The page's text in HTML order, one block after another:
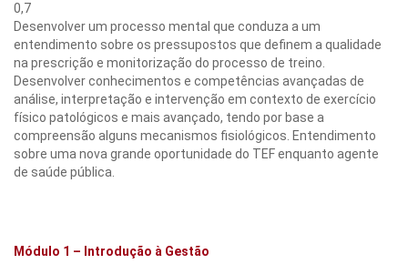
0,7
Desenvolver um processo mental que conduza a um
entendimento sobre os pressupostos que definem a qualidade
na prescrição e monitorização do processo de treino.
Desenvolver conhecimentos e competências avançadas de
análise, interpretação e intervenção em contexto de exercício
físico patológicos e mais avançado, tendo por base a
compreensão alguns mecanismos fisiológicos. Entendimento
sobre uma nova grande oportunidade do TEF enquanto agente
de saúde pública.
Módulo 1 – Introdução à Gestão